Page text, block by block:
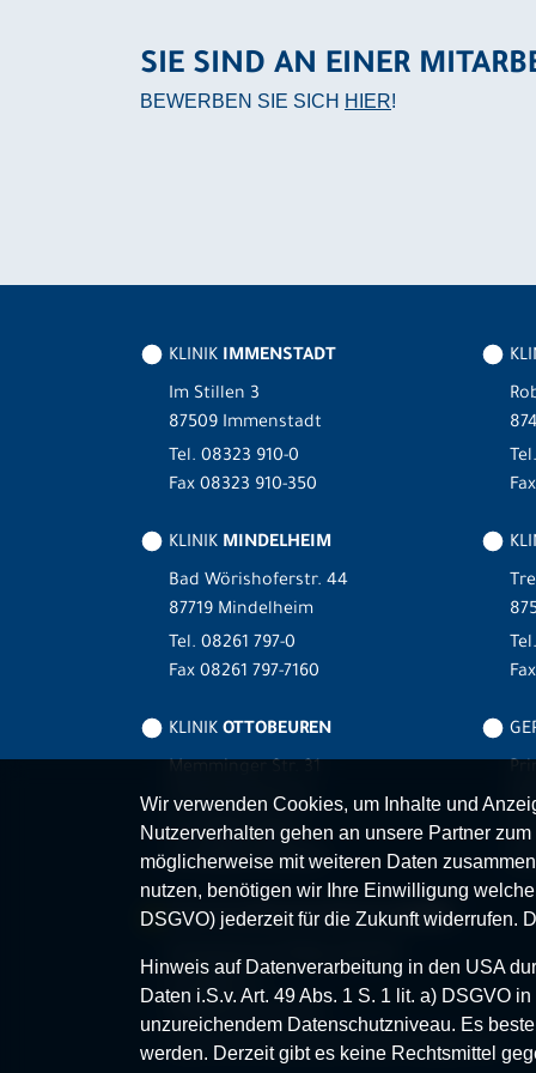
SIE SIND AN EINER
BEWERBEN SIE SICH HIER!
KLINIK IMMENSTADT
Im Stillen 3
87509 Immenstadt
Tel. 08323 910-0
Fax 08323 910-350
KLINIK MINDELHEIM
Bad Wörishoferstr. 44
87719 Mindelheim
Tel. 08261 797-0
Fax 08261 797-7160
KLINIK OTTOBEUREN
87724 Ottobeuren
Tel.08332 792-0
Fax 08332 792-5416
MVZ-FACHPRAXENVERBUNDALLGÄU
Klinikverbund Allgäu gGmbH
Im Stillen 2
87509 Immenstadt
www.mvz-fachpraxenverbund-allgaeu.de
Wir verwenden Cookies, um Inhalte und
Nutzerverhalten gehen an unsere Partner
möglicherweise mit weiteren Daten
nutzen, benötigen wir Ihre Einwilligung
DSGVO) jederzeit für die Zukunft widerrufen.
Hinweis auf Datenverarbeitung in den USA
Daten i.S.v. Art. 49 Abs. 1 S. 1 lit. a) DSGVO
unzureichendem Datenschutzniveau. Es
werden. Derzeit gibt es keine Rechtsmittel